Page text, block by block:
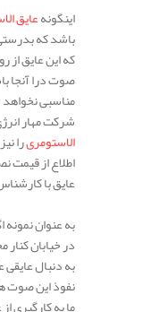
اینگونهعایق
باشد که
که این عایق
صوت درا آنجا
مناسبی
شرکت مهار
الاستومریرا
اطلاع از قیمت
عایق با
به عنوان
در خیابان
به دنبال عایقی
نفوذ این صوت
ما به کارگیری